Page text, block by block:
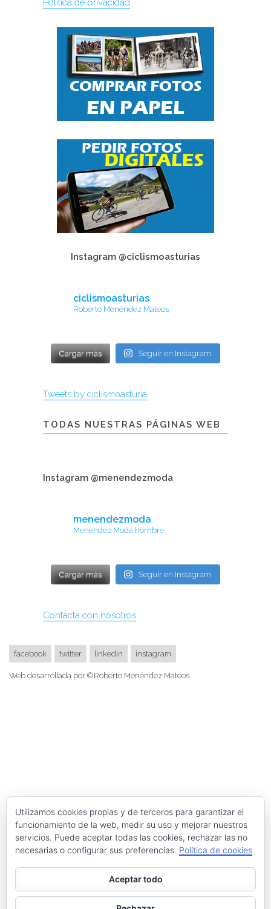
Política de privacidad
Instagram @ciclismoasturias
ciclismoasturias
Roberto Menéndez Mateos
Cargar más Seguir en Instagram
Tweets by ciclismoasturia
TODAS NUESTRAS PÁGINAS WEB
Instagram @menendezmoda
menendezmoda
Menéndez Moda hombre
Cargar más Seguir en Instagram
Contacta con nosotros
facebook twitter linkedin instagram
Web desarrollada por ©Roberto Menéndez Mateos
Utilizamos cookies propias y de terceros para garantizar el
funcionamiento de la web, medir su uso y mejorar nuestros
servicios. Puede aceptar todas las cookies, rechazar las no
necesarias o configurar sus preferencias. Política de cookies
Aceptar todo